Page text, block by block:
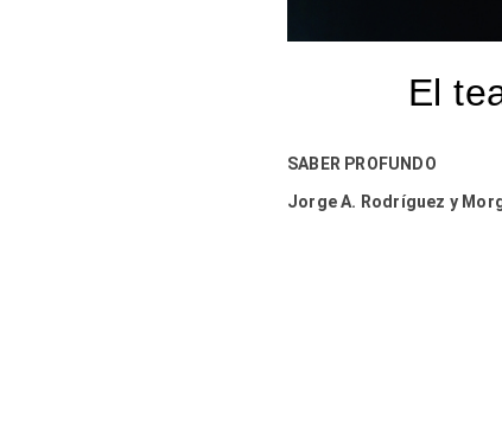
El
SABER PROFUNDO
Jorge A. Rodríguez y